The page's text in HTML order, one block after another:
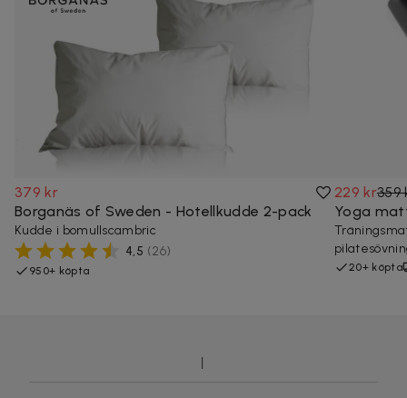
379 kr
Borganäs of Sweden - Hotellkudde 2-pack
Kudde i bomullscambric
4,5 (26)
950+ köpta
229 kr359
Yoga
20+ köpta